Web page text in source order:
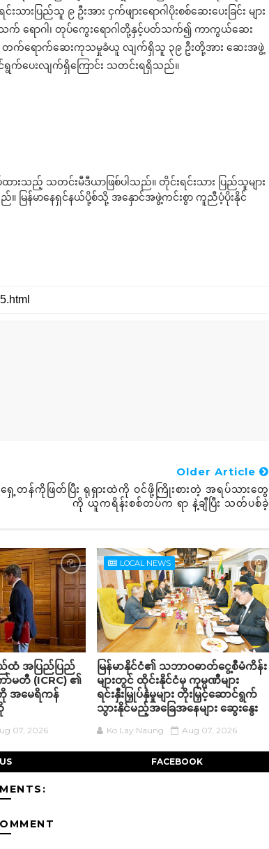
ားပြည်သူ ၉ ဦးအား ငှက်ဖျားရောဂါပိုးစစ်ဆေးပေးခြင်း များ
သက် ရောဂါ၊ တုပ်ကွေးရောဂါတို့နှင့်ပတ်သက်၍ ကာကွယ်ဆေး
ြစ် တက်ရောက်ဆေးကုသမှုခံယူ လျက်ရှိသူ ၃၉ ဦးတို့အား ဆေးအဖွဲ့
င်ရွက်ပေးလျက်ရှိကြောင်း သတင်းရရှိသည်။
ားသည့် သတင်းမီဒီယာဖြစ်ပါသည်။ တိုင်းရင်းသား ပြည်သူများ
။ မြန်မာနေရှင်နယ်ပို့စ်သို့ အနှောင်အဖွဲ့ကင်းစွာ ကူညီပံ့ပိုးနိုင်
Older Article
ရှေ့တန်ကိုဖြတ်ပြီး ရုရှားထဲကို ဝင်ဖို့ကြိုးစားတဲ့ အရပ်သားတွေ
ကို ယူကရိန်းစစ်တပ်က ရာ နဲ့ချီပြီး သတ်ပစ်ခဲ့
ည်ထံ အပြည်ပြည်
ာ်မတီ (ICRC) ၏
အမေရိကန်
07, 2026
LOCAL NEWS
မြန်မာနိုင်ငံ၏ သဘာဝဓာတ်ငွေ့စီမံကိန်း
များတွင် ထိုင်းနိုင်ငံမှ ကုမ္ပဏီများ
ရင်းနှီးမြှုပ်နှံမှုများ တိုးမြှင့်ဆောင်ရွက်
သွားနိုင်မည့်အခြေအနေများ ဆွေးနွေး
Ko Lay Naung Aug 07, 2026
FACEBOOK